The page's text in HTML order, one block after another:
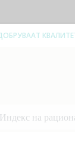
Индекс на